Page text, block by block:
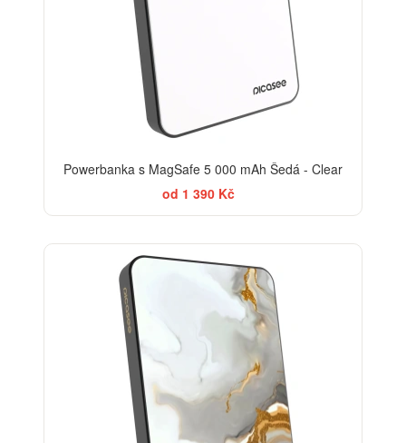
Powerbanka s MagSafe 5 000 mAh Šedá - Clear
od 1 390 Kč